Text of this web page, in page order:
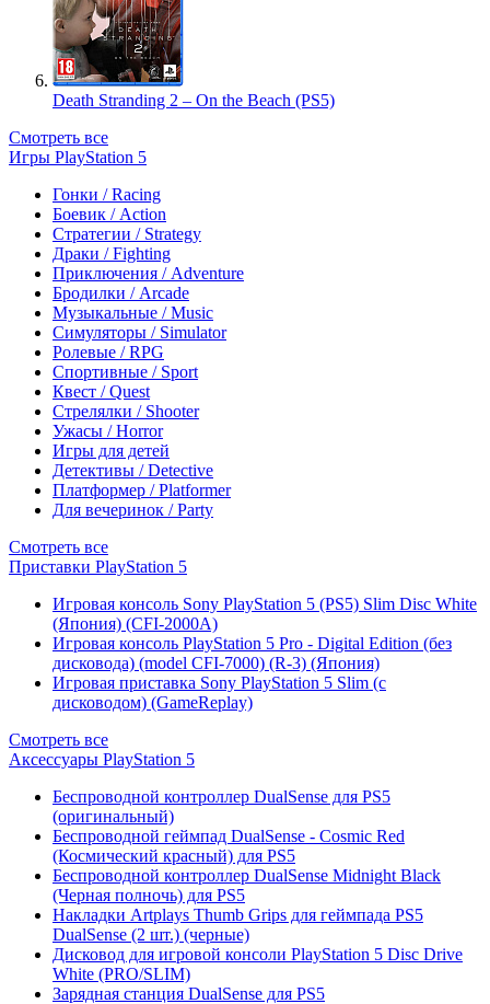
Death Stranding 2 – On the Beach (PS5)
Смотреть все
Игры PlayStation 5
Гонки / Racing
Боевик / Action
Стратегии / Strategy
Драки / Fighting
Приключения / Adventure
Бродилки / Arcade
Музыкальные / Music
Симуляторы / Simulator
Ролевые / RPG
Спортивные / Sport
Квест / Quest
Стрелялки / Shooter
Ужасы / Horror
Игры для детей
Детективы / Detective
Платформер / Platformer
Для вечеринок / Party
Смотреть все
Приставки PlayStation 5
Игровая консоль Sony PlayStation 5 (PS5) Slim Disc White
(Япония) (CFI-2000A)
Игровая консоль PlayStation 5 Pro - Digital Edition (без
дисковода) (model CFI-7000) (R-3) (Япония)
Игровая приставка Sony PlayStation 5 Slim (с
дисководом) (GameReplay)
Смотреть все
Аксессуары PlayStation 5
Беспроводной контроллер DualSense для PS5
(оригинальный)
Беспроводной геймпад DualSense - Cosmic Red
(Космический красный) для PS5
Беспроводной контроллер DualSense Midnight Black
(Черная полночь) для PS5
Накладки Artplays Thumb Grips для геймпада PS5
DualSense (2 шт.) (черные)
Дисковод для игровой консоли PlayStation 5 Disc Drive
White (PRO/SLIM)
Зарядная станция DualSense для PS5